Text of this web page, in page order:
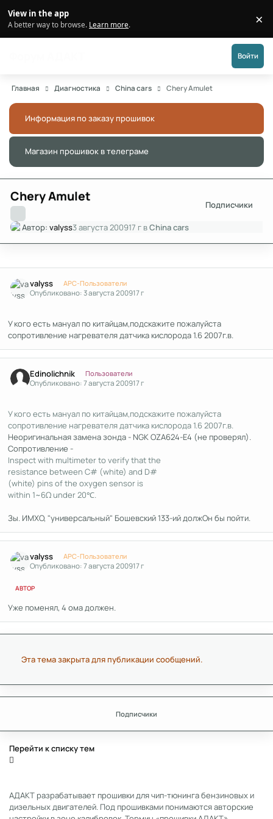
View in the app
A better way to browse. Learn more. ×
Войти
Главная Диагностика China cars Chery Amulet
Информация по заказу прошивок
Магазин прошивок в телеграме
Chery Amulet
Подписчики
Автор:valyss3 августа 200917 г вChina cars
valyss APC-Пользователи
Опубликовано:3 августа 200917 г
У кого есть мануал по китайцам,подскажите пожалуйста
сопротивление нагревателя датчика кислорода 1.6 2007г.в.
Edinolichnik Пользователи
Опубликовано:7 августа 200917 г
У кого есть мануал по китайцам,подскажите пожалуйста
сопротивление нагревателя датчика кислорода 1.6 2007г.в.
Неоригинальная замена зонда - NGK OZA624-E4 (не проверял).
Сопротивление -
Inspect with multimeter to verify that the
resistance between C# (white) and D#
(white) pins of the oxygen sensor is
within 1~6Ω under 20℃.
Зы. ИМХО, "универсальный" Бошевский 133-ий должОн бы пойти.
valyss APC-Пользователи
Опубликовано:7 августа 200917 г
АВТОР
Уже поменял, 4 ома должен.
Эта тема закрыта для публикации сообщений.
Подписчики
Перейти к списку тем
АДАКТ разрабатывает прошивки для чип-тюнинга бензиновых и
дизельных двигателей. Под прошивками понимаются авторские